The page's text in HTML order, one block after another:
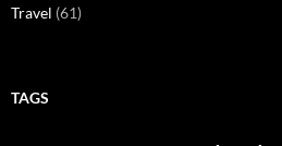
Travel (61)
TAGS